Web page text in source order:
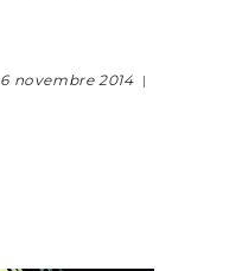
6 novembre 2014